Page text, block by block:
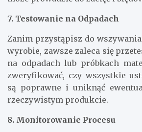
7. Testowanie na Odpadach
Zanim przystąpisz do
wyrobie, zawsze zaleca się
na odpadach lub próbkach
zweryfikować, czy wszystkie
są poprawne i uniknąć
rzeczywistym produkcie.
8. Monitorowanie Procesu